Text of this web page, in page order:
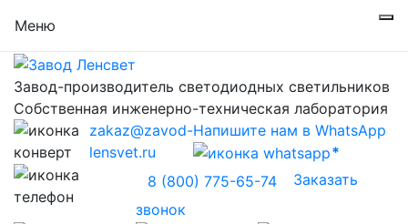
Меню
Завод-производитель светодиодных светильников
Собственная инженерно-техническая лаборатория
zakaz@zavod-
lensvet.ru
Напишите нам в WhatsApp
8 (800) 775-65-74
Заказать
звонок